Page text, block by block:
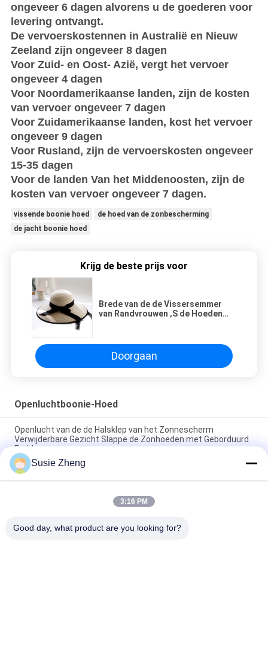
ongeveer 6 dagen alvorens u de goederen voor
levering ontvangt.
De vervoerskostennen in Australië en Nieuw
Zeeland zijn ongeveer 8 dagen
Voor Zuid- en Oost- Azië, vergt het vervoer
ongeveer 4 dagen
Voor Noordamerikaanse landen, zijn de kosten
van vervoer ongeveer 7 dagen
Voor Zuidamerikaanse landen, kost het vervoer
ongeveer 9 dagen
Voor Rusland, zijn de vervoerskosten ongeveer
15-35 dagen
Voor de landen Van het Middenoosten, zijn de
kosten van vervoer ongeveer 7 dagen.
vissende boonie hoed
de hoed van de zonbescherming
de jacht boonie hoed
Krijg de beste prijs voor
Brede van de de Vissersemmer
van Randvrouwen ‚S de Hoeden
Doorgaan
Openluchtboonie-Hoed
Openlucht van de de Halsklep van het Zonnescherm
Verwijderbare Gezicht Slappe de Zonhoeden met Geborduurd
Embleem
De visserij van de Koele In het groot Kappen van Emmerhoeden
met Regelbaar Koord
De sublimatie drukte Openluchtboonie-Hoed/van de Katoenen
Susie Zheng
3:16 PM
Good day, what product are you looking for?